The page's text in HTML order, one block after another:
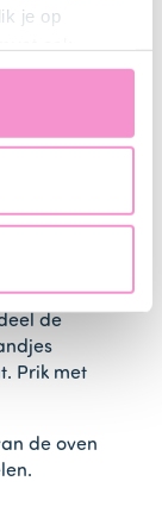
je op
naar de
Raadpleeg
Verenigde
de
Prik met
de oven